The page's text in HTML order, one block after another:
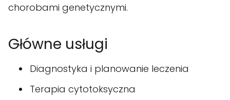
chorobami genetycznymi.
Główne usługi
Diagnostyka i planowanie leczenia
Terapia cytotoksyczna